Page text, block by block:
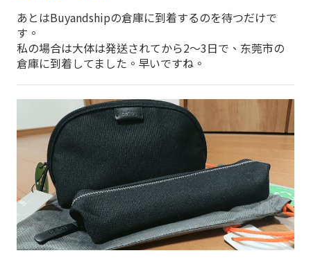
あとはBuyandshipの倉庫に到着するのを待つだけで
す。
私の場合は大体は発送されてから2～3日で、东莞市の
倉庫に到着してました。早いですね。